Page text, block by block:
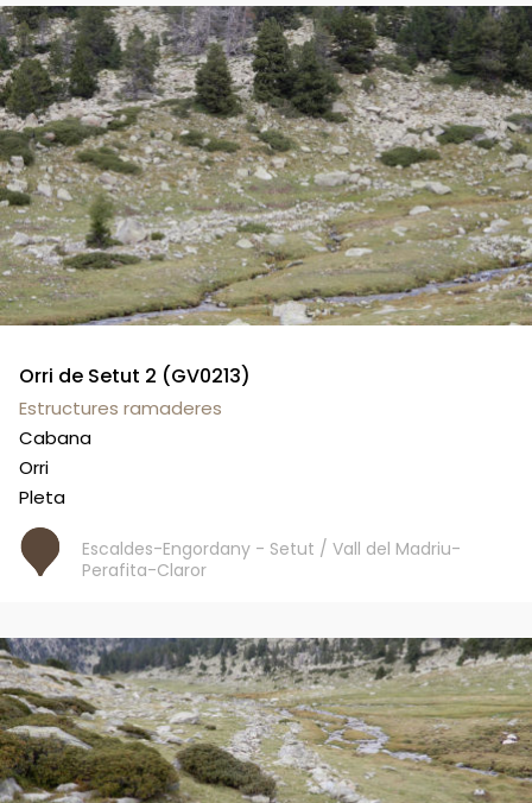
Orri de Setut 2 (GV0213)
Estructures ramaderes
Cabana
Orri
Pleta
Escaldes-Engordany - Setut / Vall del Madriu-
Perafita-Claror